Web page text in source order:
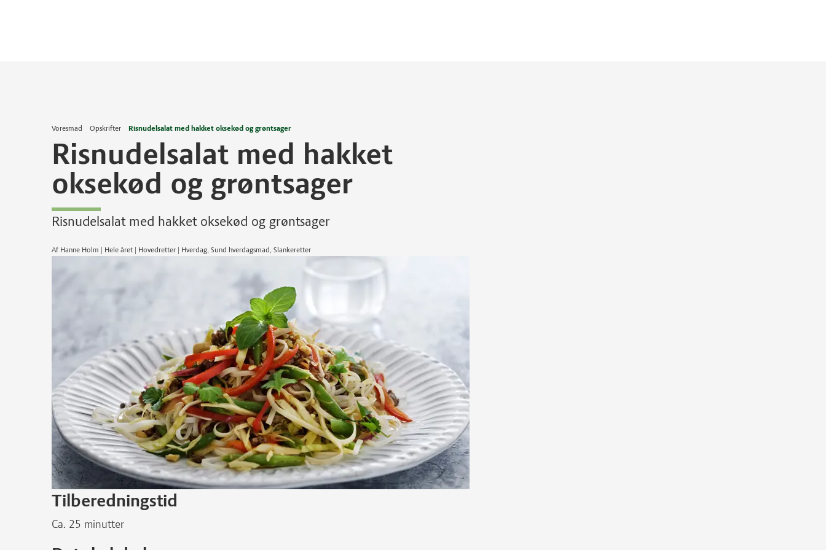
Voresmad Opskrifter Risnudelsalat med hakket oksekød og grøntsager
Risnudelsalat med hakket
oksekød og grøntsager
Risnudelsalat med hakket oksekød og grøntsager
Af Hanne Holm | Hele året | Hovedretter | Hverdag, Sund hverdagsmad, Slankeretter
Tilberedningstid
Ca. 25 minutter